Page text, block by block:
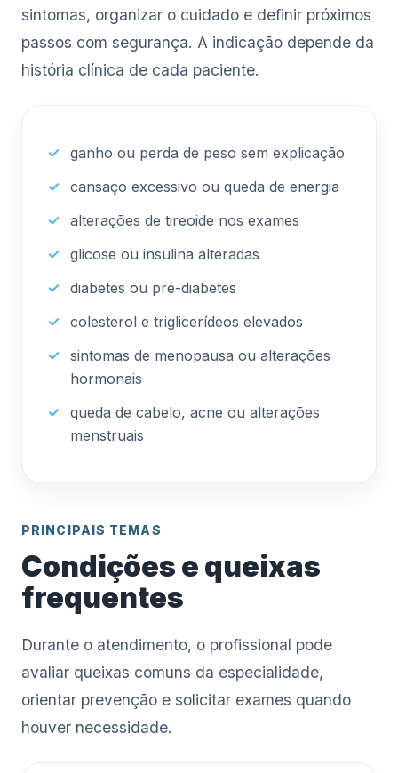
sintomas, organizar o cuidado e definir próximos
passos com segurança. A indicação depende da
história clínica de cada paciente.
ganho ou perda de peso sem explicação
cansaço excessivo ou queda de energia
alterações de tireoide nos exames
glicose ou insulina alteradas
diabetes ou pré-diabetes
colesterol e triglicerídeos elevados
sintomas de menopausa ou alterações
hormonais
queda de cabelo, acne ou alterações
menstruais
PRINCIPAIS TEMAS
Condições e queixas
frequentes
Durante o atendimento, o profissional pode
avaliar queixas comuns da especialidade,
orientar prevenção e solicitar exames quando
houver necessidade.